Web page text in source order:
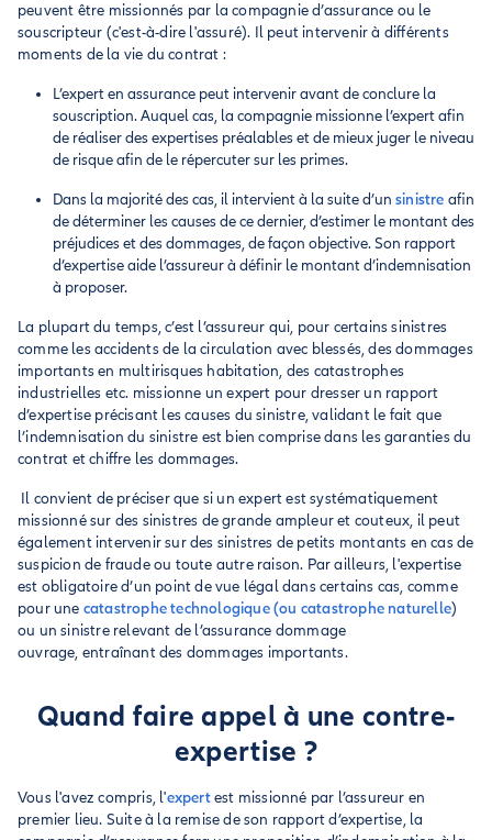
peuvent être missionnés par la compagnie d’assurance ou le
souscripteur (c'est-à-dire l'assuré). Il peut intervenir à différents
moments de la vie du contrat :
L’expert en assurance peut intervenir avant de conclure la
souscription. Auquel cas, la compagnie missionne l’expert afin
de réaliser des expertises préalables et de mieux juger le niveau
de risque afin de le répercuter sur les primes.
Dans la majorité des cas, il intervient à la suite d’un sinistre afin
de déterminer les causes de ce dernier, d’estimer le montant des
préjudices et des dommages, de façon objective. Son rapport
d’expertise aide l’assureur à définir le montant d’indemnisation
à proposer.
La plupart du temps, c’est l’assureur qui, pour certains sinistres
comme les accidents de la circulation avec blessés, des dommages
importants en multirisques habitation, des catastrophes
industrielles etc. missionne un expert pour dresser un rapport
d’expertise précisant les causes du sinistre, validant le fait que
l’indemnisation du sinistre est bien comprise dans les garanties du
contrat et chiffre les dommages.
Il convient de préciser que si un expert est systématiquement
missionné sur des sinistres de grande ampleur et couteux, il peut
également intervenir sur des sinistres de petits montants en cas de
suspicion de fraude ou toute autre raison. Par ailleurs, l'expertise
est obligatoire d’un point de vue légal dans certains cas, comme
pour une catastrophe technologique (ou catastrophe naturelle)
ou un sinistre relevant de l’assurance dommage
ouvrage, entraînant des dommages importants.
Quand faire appel à une contre-
expertise ?
Vous l'avez compris, l'expertest missionné par l’assureur en
premier lieu. Suite à la remise de son rapport d’expertise, la